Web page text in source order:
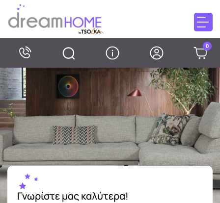
0
Γνωρίστε μας καλύτερα!